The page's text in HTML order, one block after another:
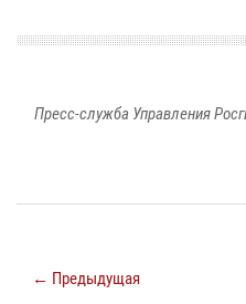
Пресс-служба Управления
← Предыдущая